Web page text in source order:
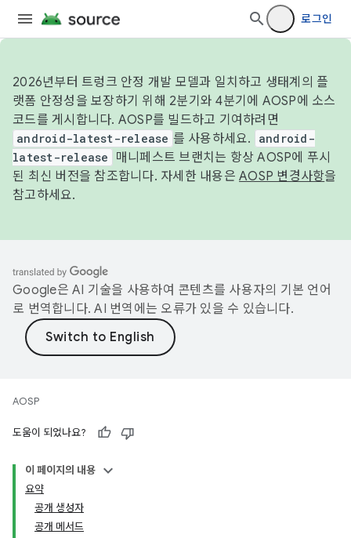
로그인
2026년부터 트렁크 안정 개발 모델과 일치하고 생태계의 플
랫폼 안정성을 보장하기 위해 2분기와 4분기에 AOSP에 소스
코드를 게시합니다. AOSP를 빌드하고 기여하려면
android-latest-release 를 사용하세요.
android-
latest-release
매니페스트 브랜치는 항상 AOSP에 푸시
된 최신 버전을 참조합니다. 자세한 내용은 AOSP 변경사항을
참고하세요.
Google은 AI 기술을 사용하여 콘텐츠를 사용자의 기본 언어
로 번역합니다. AI 번역에는 오류가 있을 수 있습니다.
AOSP
도움이 되었나요?
이 페이지의 내용
요약
공개 생성자
공개 메서드